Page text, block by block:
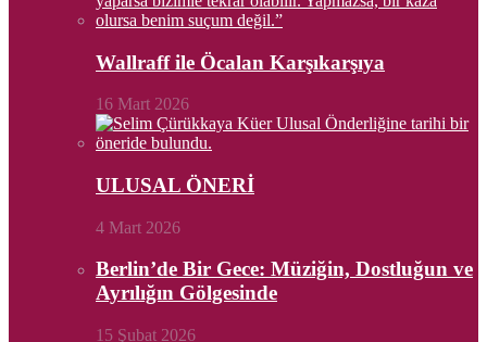
Wallraff ile Öcalan Karşıkarşıya
16 Mart 2026
ULUSAL ÖNERİ
4 Mart 2026
Berlin’de Bir Gece: Müziğin, Dostluğun ve
Ayrılığın Gölgesinde
15 Şubat 2026